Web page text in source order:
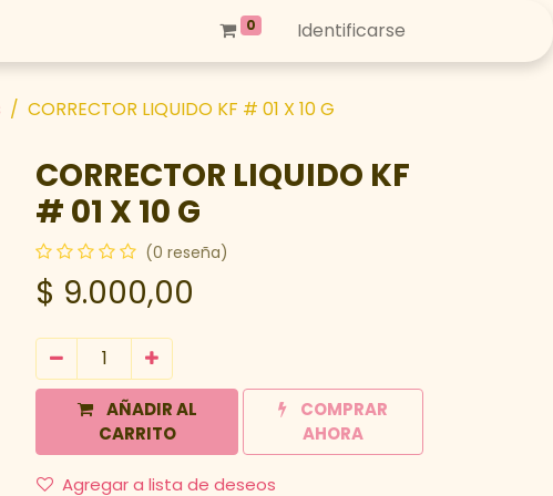
0 Identificarse
CORRECTOR LIQUIDO KF # 01 X 10 G
CORRECTOR LIQUIDO KF
# 01 X 10 G
(0 reseña)
$ 9.000,00
AÑADIR AL
CARRITO
COMPRAR
AHORA
Agregar a lista de deseos